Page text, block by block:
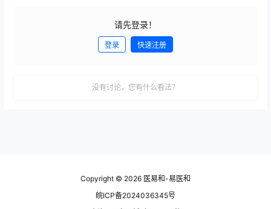
请先登录！
登录 快速注册
没有讨论，您有什么看法？
Copyright © 2026 医易和-易医和
皖ICP备2024036345号